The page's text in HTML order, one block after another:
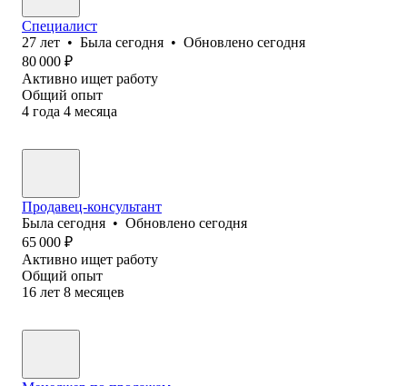
Специалист
27 лет • Была сегодня • Обновлено сегодня
80 000 ₽
Активно ищет работу
Общий опыт
4 года 4 месяца
Продавец-консультант
Была сегодня • Обновлено сегодня
65 000 ₽
Активно ищет работу
Общий опыт
16 лет 8 месяцев